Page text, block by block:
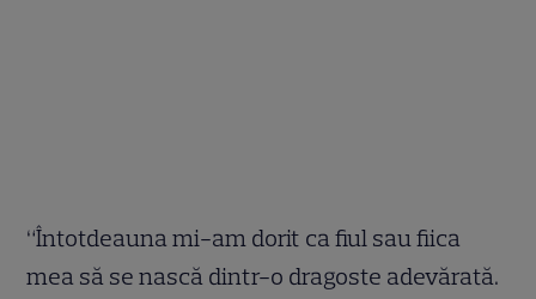
“Întotdeauna mi-am dorit ca fiul sau fiica
mea să se nască dintr-o dragoste adevărată.